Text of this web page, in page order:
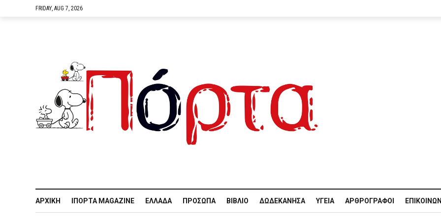
FRIDAY, AUG 7, 2026
ΑΡΧΙΚΉ IΠΌΡΤΑ MAGAZINE ΕΛΛΆΔΑ ΠΡΌΣΩΠΑ ΒΙΒΛΊΟ ΔΩΔΕΚΆΝΗΣΑ ΥΓΕΊΑ ΑΡΘΡΟΓΡΆΦΟΙ